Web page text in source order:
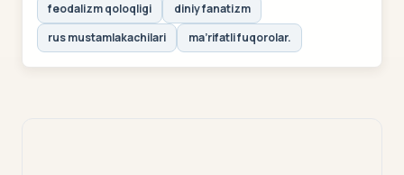
feodalizm qoloqligi
diniy fanatizm
rus mustamlakachilari
ma’rifatli fuqorolar.